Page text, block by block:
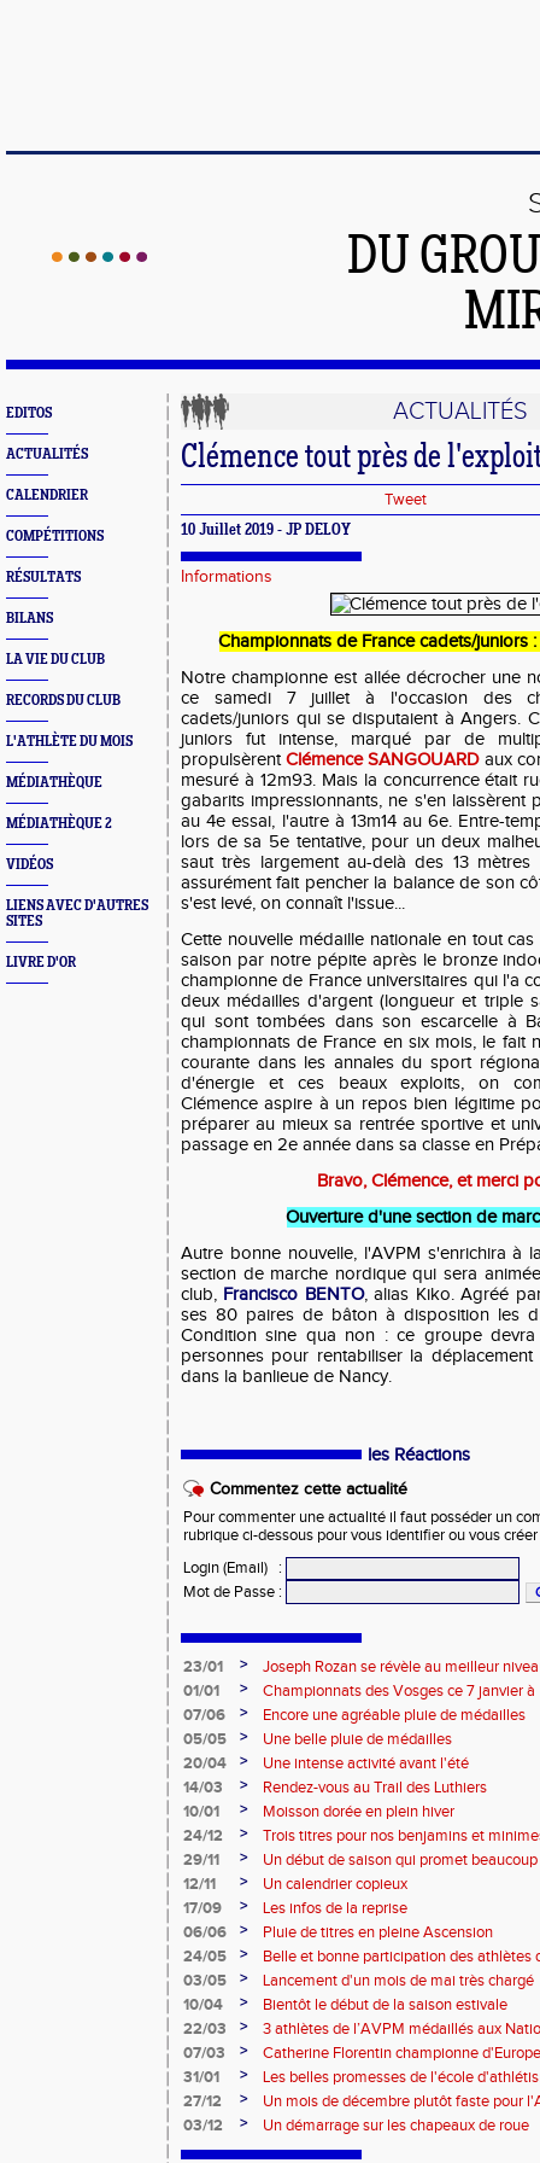
DU
EDITOS
ACTUALITÉS
CALENDRIER
COMPÉTITIONS
RÉSULTATS
BILANS
LA VIE DU CLUB
RECORDS DU CLUB
L'ATHLÈTE DU MOIS
MÉDIATHÈQUE
MÉDIATHÈQUE 2
VIDÉOS
LIENS AVEC D'AUTRES
SITES
LIVRE D'OR
ACTUALITÉS
Clémence tout près de
Tweet
10 Juillet 2019 - JP DELOY
Informations
Championnats de France cadets/juniors
Notre championne est allée décrocher une
ce samedi 7 juillet à l'occasion des
cadets/juniors qui se disputaient à Angers.
juniors fut intense, marqué par de
propulsèrentClémence SANGOUARD aux
mesuré à 12m93. Mais la concurrence était
gabarits impressionnants, ne s'en laissèrent
au 4e essai, l'autre à 13m14 au 6e. Entre-
lors de sa 5e tentative, pour un deux
saut très largement au-delà des 13
assurément fait pencher la balance de son
s'est levé, on connaît l'issue...
Cette nouvelle médaille nationale en tout
saison par notre pépite après le bronze
championne de France universitaires qui l'a
deux médailles d'argent (longueur et triple
qui sont tombées dans son escarcelle à
championnats de France en six mois, le fait
courante dans les annales du sport
d'énergie et ces beaux exploits, on
Clémence aspire à un repos bien légitime
préparer au mieux sa rentrée sportive et
passage en 2e année dans sa classe en
Bravo, Clémence, et merci
Ouverture d'une section de
Autre bonne nouvelle, l'AVPM s'enrichira à
section de marche nordique qui sera
club, Francisco BENTO, alias Kiko. Agréé
ses 80 paires de bâton à disposition les
Condition sine qua non : ce groupe
personnes pour rentabiliser la
dans la banlieue de Nancy.
les Réactions
Commentez cette actualité
Pour commenter une actualité il faut posséder un
rubrique ci-dessous pour vous identifier ou vous
Login (Email)
:
Mot de Passe :
23/01 >
Joseph Rozan se révèle au meilleur
01/01
>
Championnats des Vosges ce 7 janvier
07/06
>
Encore une agréable pluie de médailles
05/05
>
Une belle pluie de médailles
20/04
>
Une intense activité avant l'été
14/03
>
Rendez-vous au Trail des Luthiers
10/01
>
Moisson dorée en plein hiver
24/12
>
Trois titres pour nos benjamins et
29/11
>
Un début de saison qui promet beaucoup
12/11
>
Un calendrier copieux
17/09
>
Les infos de la reprise
06/06
>
Pluie de titres en pleine Ascension
24/05
>
Belle et bonne participation des athlètes
03/05
>
Lancement d'un mois de mai très chargé
10/04
>
Bientôt le début de la saison estivale
22/03
>
3 athlètes de l’AVPM médaillés aux
07/03
>
Catherine Florentin championne
31/01
>
Les belles promesses de l'école
27/12
>
Un mois de décembre plutôt faste pour
03/12
> Un démarrage sur les chapeaux de roue